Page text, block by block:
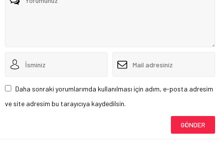
Daha sonraki yorumlarımda kullanılması için adım, e-posta adresim
ve site adresim bu tarayıcıya kaydedilsin.